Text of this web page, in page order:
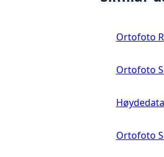
Ortofoto
Ortofoto
Ortofoto